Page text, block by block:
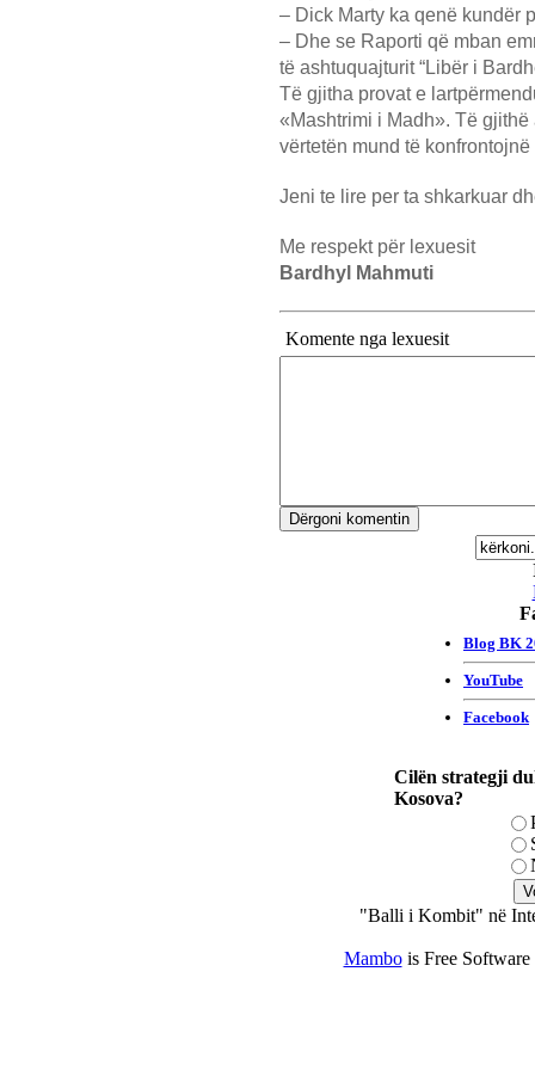
– Dick Marty ka qenë kundër
– Dhe se Raporti që mban
të ashtuquajturit “Libër i
Të gjitha provat e
«Mashtrimi i Madh». Të
vërtetën mund të konfrontojnë
Jeni te lire per ta shkarkuar
Me respekt për lexuesit
Bardhyl Mahmuti
Komente nga lexuesit
Cilën strategji
Kosova?
"Balli i Kombit" në
Mambois Free Software